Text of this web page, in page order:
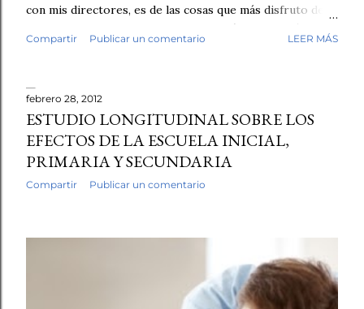
con mis directores, es de las cosas que más disfruto de
mi trabajo. Antes de empezar la revisión hubo café,
saludos, conversación. Luego, los fólderes. Leí el primer
un niño. No fue una intuición vaga. Fue el tipo de guion,
el tipo de redacción, esa tersura sin fisuras que uno
reconoce cuando ha leído miles de textos escolares.
Seguí revisando. Cuentos y fábulas de primaria, cuentos y
ensayos de secundaria. Luego contrasté mis sospechas
con varias herramientas de inteligencia artificial. El
Compartir Publicar un comentario LEER MÁS
febrero 28, 2012
ESTUDIO LONGITUDINAL SOBRE LOS
EFECTOS DE LA ESCUELA INICIAL,
PRIMARIA Y SECUNDARIA
Compartir Publicar un comentario